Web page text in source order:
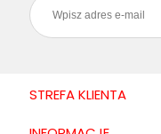
STREFA KLIENTA